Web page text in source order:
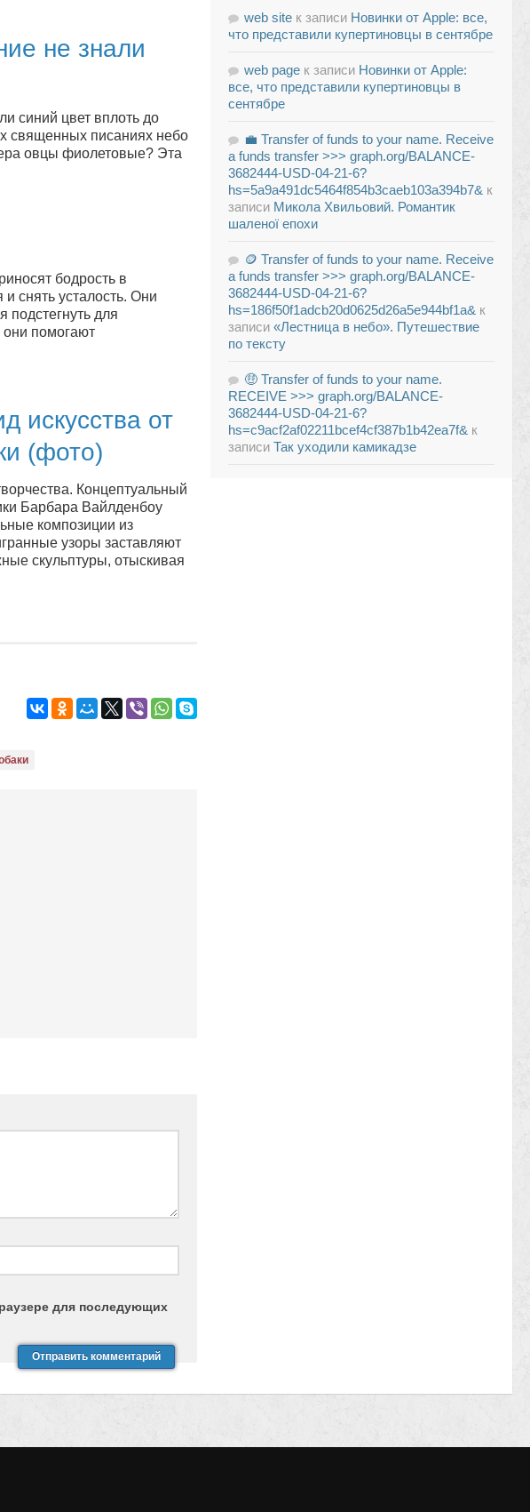
не знали
синий цвет вплоть до
священных писаниях небо
овцы фиолетовые? Эта
бодрость в
снять усталость. Они
подстегнуть для
они помогают
искусства от
(фото)
Концептуальный
Барбара Вайлденбоу
композиции из
узоры заставляют
скульптуры, отыскивая
для последующих
web site к записи Новинки от Apple: все,
что представили купертиновцы в сентябре
web page к записи Новинки от Apple:
все, что представили купертиновцы в
сентябре
💼 Transfer of funds to your name. Receive
a funds transfer >>> graph.org/BALANCE-
3682444-USD-04-21-6?
hs=5a9a491dc5464f854b3caeb103a394b7& к
записи Микола Хвильовий. Романтик
шаленої епохи
🪙 Transfer of funds to your name. Receive
a funds transfer >>> graph.org/BALANCE-
3682444-USD-04-21-6?
hs=186f50f1adcb20d0625d26a5e944bf1a& к
записи «Лестница в небо». Путешествие
по тексту
🤑 Transfer of funds to your name.
RECEIVE >>> graph.org/BALANCE-
3682444-USD-04-21-6?
hs=c9acf2af02211bcef4cf387b1b42ea7f& к
записи Так уходили камикадзе